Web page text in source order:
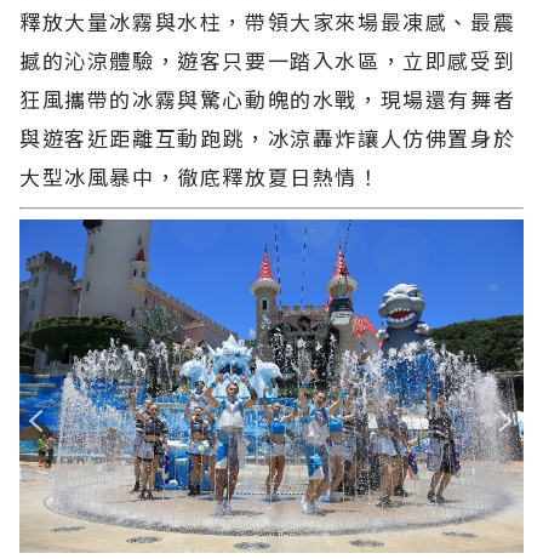
釋放大量冰霧與水柱，帶領大家來場最凍感、最震
撼的沁涼體驗，遊客只要一踏入水區，立即感受到
狂風攜帶的冰霧與驚心動魄的水戰，現場還有舞者
與遊客近距離互動跑跳，冰涼轟炸讓人仿佛置身於
大型冰風暴中，徹底釋放夏日熱情！